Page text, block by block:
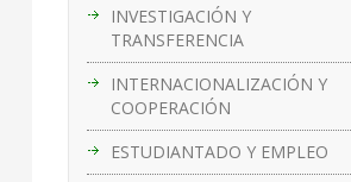
INVESTIGACIÓN Y
TRANSFERENCIA
INTERNACIONALIZACIÓN Y
COOPERACIÓN
ESTUDIANTADO Y EMPLEO